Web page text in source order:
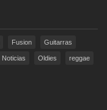
Fusion Guitarras
Noticias Oldies reggae